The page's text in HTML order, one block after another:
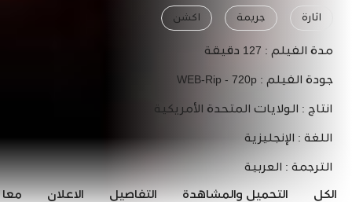
اثارة جريمة اكشن
مدة الفيلم : 127 دقيقة
جودة الفيلم : WEB-Rip - 720p
انتاج : الولايات المتحدة الأمريكية
اللغة : الإنجليزية
الترجمة : العربية
الكل التحميل والمشاهدة التفاصيل الاعلان